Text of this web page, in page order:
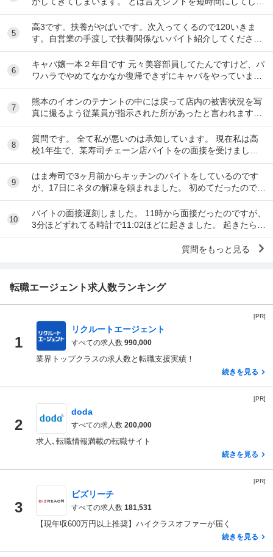
うとあまり稼げないのでバイトを変えたいと思っ...
5
高3です。扶養がやばいです。次入ってくるので120いきま
す。自営業の手渡しで扶養関係ないバイト紹介してくださ
い。大阪市です
6
キャバ嬢一本２年目です 元々美容部員してたんですけど、パ
ワハラでやめてなかなか復帰できずにキャバをやっています
昼間の仕事復帰したいのですが、またパワハラ...
7
熊本のイオンのテナントの中には戻って店内の被害状況を写
真に撮るよう従業員が指示された所があったと言われます。
事実ですか。テナント名は分かりますか。
8
質問です。 全て私が悪いのは承知しています。 現在私は高
校1年生で、某寿司チェーン店バイトをの面接を受けまし
た。面接をし、その場で採用をもらいました。そし...
9
はま寿司で3ヶ月前からキッチンのバイトをしているのです
が、17日にネタの解凍を頼まれました。 初めてだったのです
が、ネタを出し冷蔵庫にいれてる時に、こんな...
10
バイトの面接遅刻しました。 11時から面接だったのですが、
3分ほどずれてる時計で11:02ほどに起きました。 起きたらス
マホの充電が切れていて、とりあえ...
質問をもっと見る
転職エージェント求人数ランキング
[PR]
1
リクルートエージェント
すべての求人数 990,000
業界トップクラスの求人数と転職支援実績！
続きを見る
[PR]
2
doda
すべての求人数 200,000
求人､転職情報満載の転職サイト
続きを見る
[PR]
3
ビズリーチ
すべての求人数 181,531
【現年収600万円以上推奨】ハイクラスオファーが届く
続きを見る